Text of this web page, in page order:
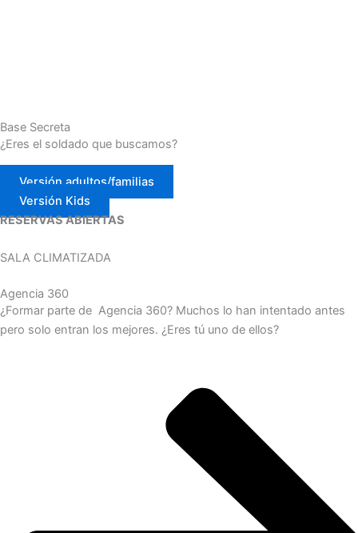
Base Secreta
¿Eres el soldado que buscamos?
Versión adultos/familias
Versión Kids
RESERVAS ABIERTAS
SALA CLIMATIZADA
Agencia 360
¿Formar parte de Agencia 360? Muchos lo han intentado antes
pero solo entran los mejores. ¿Eres tú uno de ellos?